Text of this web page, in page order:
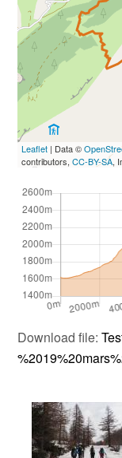
Leaflet | Data ©
contributors,CC-BY-SA,
Download file: